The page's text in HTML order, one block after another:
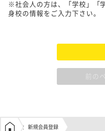
※社会人の方は、「学校」「
身校の情報をご入力下さい。
前の
学生の窓口トップ
新規会員登録